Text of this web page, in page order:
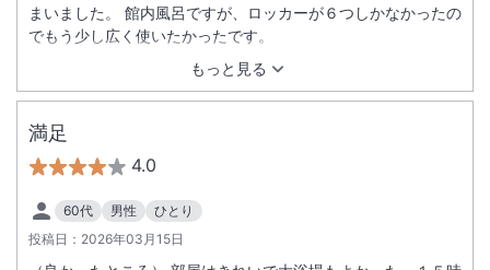
もっと見る
まいました。 館内風呂ですが、ロッカーが６つしかなかったの
でもう少し広く使いたかったです。
満足
4.0
60代 男性
ひとり
投稿日： 2026年03月15日